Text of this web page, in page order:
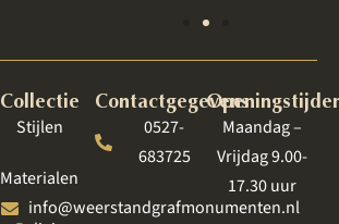
Collectie
Stijlen
Materialen
Contactgegevens
0527-
683725
info@weerstandgrafmonumenten.nl
Maandag –
Vrijdag 9.00-
17.30 uur